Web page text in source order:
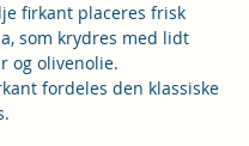
firkant placeres frisk
som krydres med lidt
og olivenolie.
fordeles den klassiske